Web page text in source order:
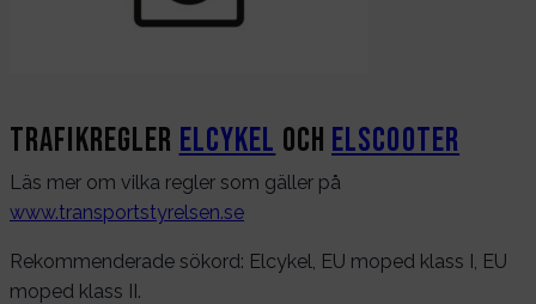
Trafikregler Elcykel och Elscooter
Läs mer om vilka regler som gäller på
www.transportstyrelsen.se
Rekommenderade sökord: Elcykel, EU moped klass I, EU
moped klass II.